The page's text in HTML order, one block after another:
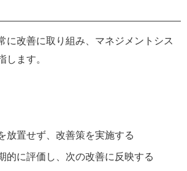
に改善に取り組み、マネジメントシス
ます。
放置せず、改善策を実施する
的に評価し、次の改善に反映する